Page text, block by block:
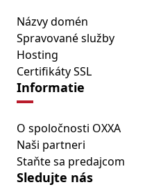
Názvy domén
Spravované služby
Hosting
Certifikáty SSL
Informatie
O spoločnosti OXXA
Naši partneri
Staňte sa predajcom
Sledujte nás